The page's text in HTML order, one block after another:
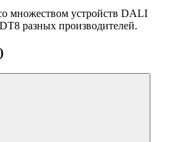
множеством устройств DALI
разных производителей.